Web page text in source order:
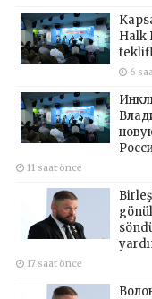
Halk
6
11 saat önce
17 saat önce